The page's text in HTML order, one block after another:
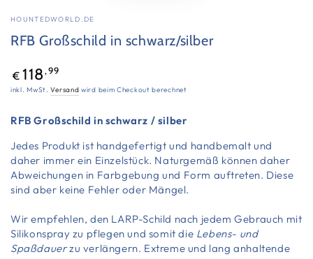
HOUNTEDWORLD.DE
RFB Großschild in schwarz/silber
Regulärer
Preis
€ 118 ,99
inkl. MwSt.Versand wird beim Checkout berechnet
RFB Großschild in schwarz / silber
Jedes Produkt ist handgefertigt und handbemalt und
daher immer ein Einzelstück. Naturgemäß können daher
Abweichungen in Farbgebung und Form auftreten. Diese
sind aber keine Fehler oder Mängel.
Wir empfehlen, den LARP-Schild nach jedem Gebrauch mit
Silikonspray zu pflegen und somit die Lebens- und
Spaßdauerzu verlängern. Extreme und lang anhaltende